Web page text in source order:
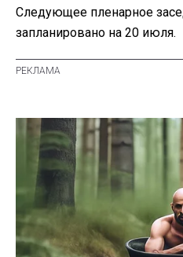
Следующее пленарное
запланировано на 20 июля.